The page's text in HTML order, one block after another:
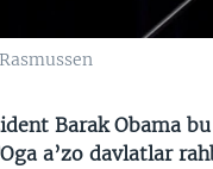
Barak Obama
a’zo davlatlar